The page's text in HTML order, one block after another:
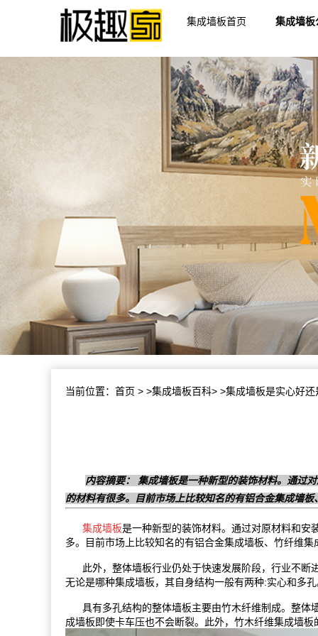
集成墙板首页 集成墙板
当前位置： 首页 > >集成墙板百科> >集成墙板是实心好
内容摘要： 集成墙板是一种新型的装饰材料。通过
的材料有很多。目前市场上比较知名的有铝合金集成墙
集成墙板是一种新型的装饰材料。通过对原材料和安
多。目前市场上比较知名的有铝合金集成墙板、竹纤维
此外，整体墙板行业仍处于快速发展阶段，行业不断
无论是哪种集成墙板，其自身结构一般有两种:实心和多
具有多孔结构的整体墙板主要由竹木纤维制成。整体
成墙板即使卡车压也不会断裂。此外，竹木纤维集成墙